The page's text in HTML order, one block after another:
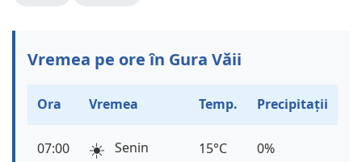
Vremea pe ore în Gura Văii
Ora Vremea Temp. Precipitații
07:00 ☀️ Senin 15°C 0%